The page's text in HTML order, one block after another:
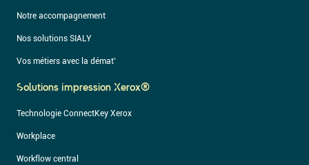
Notre accompagnement
Nos solutions SIALY
Vos métiers avec la démat’
Solutions Impression Xerox®
Technologie ConnectKey Xerox
Workplace
Workflow central